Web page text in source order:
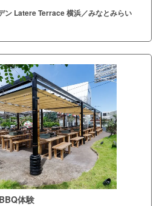
ン Latere Terrace 横浜／みなとみらい
体験